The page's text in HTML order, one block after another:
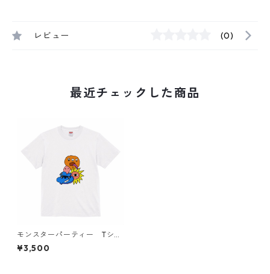
レビュー (0)
最近チェックした商品
モンスターパーティー Tシャ
ツ ホワイト
¥3,500